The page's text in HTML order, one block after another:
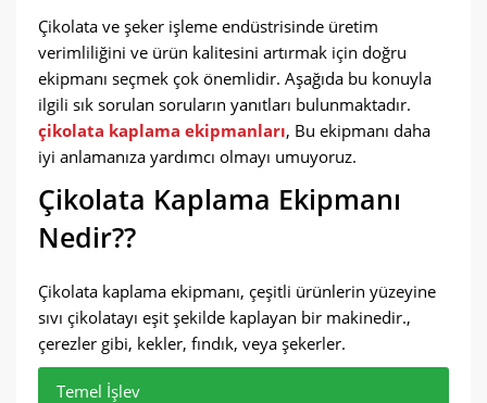
Çikolata ve şeker işleme endüstrisinde üretim
verimliliğini ve ürün kalitesini artırmak için doğru
ekipmanı seçmek çok önemlidir. Aşağıda bu konuyla
ilgili sık sorulan soruların yanıtları bulunmaktadır.
çikolata kaplama ekipmanları, Bu ekipmanı daha
iyi anlamanıza yardımcı olmayı umuyoruz.
Çikolata Kaplama Ekipmanı
Nedir??
Çikolata kaplama ekipmanı, çeşitli ürünlerin yüzeyine
sıvı çikolatayı eşit şekilde kaplayan bir makinedir.,
çerezler gibi, kekler, fındık, veya şekerler.
Temel İşlev